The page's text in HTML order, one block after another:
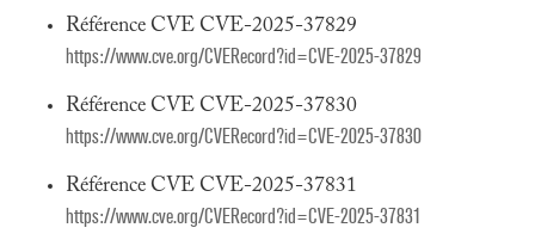
Référence CVE CVE-2025-37829
https://www.cve.org/CVERecord?id=CVE-2025-37829
Référence CVE CVE-2025-37830
https://www.cve.org/CVERecord?id=CVE-2025-37830
Référence CVE CVE-2025-37831
https://www.cve.org/CVERecord?id=CVE-2025-37831